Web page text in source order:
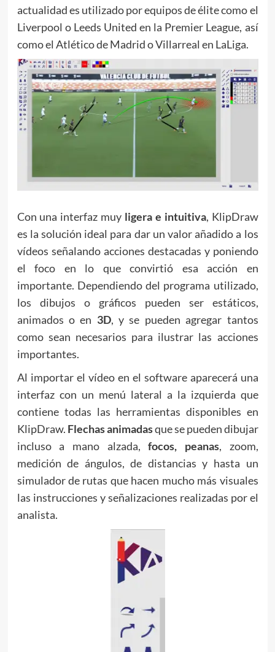
actualidad es utilizado por equipos de élite como el
Liverpool o Leeds United en la Premier League, así
como el Atlético de Madrid o Villarreal en LaLiga.
Con una interfaz muy ligera e intuitiva, KlipDraw
es la solución ideal para dar un valor añadido a los
vídeos señalando acciones destacadas y poniendo
el foco en lo que convirtió esa acción en
importante. Dependiendo del programa utilizado,
los dibujos o gráficos pueden ser estáticos,
animados o en 3D, y se pueden agregar tantos
como sean necesarios para ilustrar las acciones
importantes.
Al importar el vídeo en el software aparecerá una
interfaz con un menú lateral a la izquierda que
contiene todas las herramientas disponibles en
KlipDraw. Flechas animadasque se pueden dibujar
incluso a mano alzada,focos, peanas, zoom,
medición de ángulos, de distancias y hasta un
simulador de rutas que hacen mucho más visuales
las instrucciones y señalizaciones realizadas por el
analista.